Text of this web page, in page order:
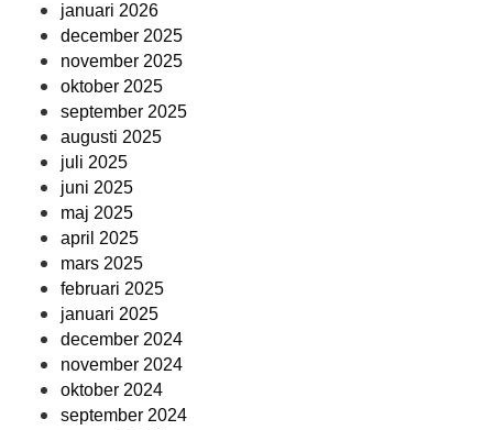
januari 2026
december 2025
november 2025
oktober 2025
september 2025
augusti 2025
juli 2025
juni 2025
maj 2025
april 2025
mars 2025
februari 2025
januari 2025
december 2024
november 2024
oktober 2024
september 2024